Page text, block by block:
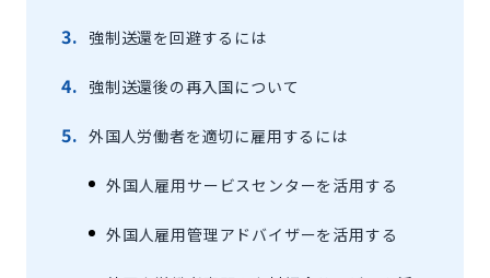
強制送還を回避するには
強制送還後の再入国について
外国人労働者を適切に雇用するには
外国人雇用サービスセンターを活用する
外国人雇用管理アドバイザーを活用する